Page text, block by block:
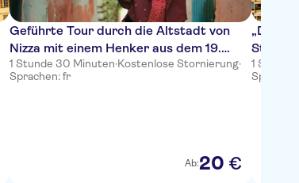
Geführte Tour durch die Altstadt von
Nizza mit einem Henker aus dem 19.
Jahrhundert
1 Stunde 30 Minuten·Kostenlose Stornierung·
Sprachen: fr
Ab:20 €
„Die
1